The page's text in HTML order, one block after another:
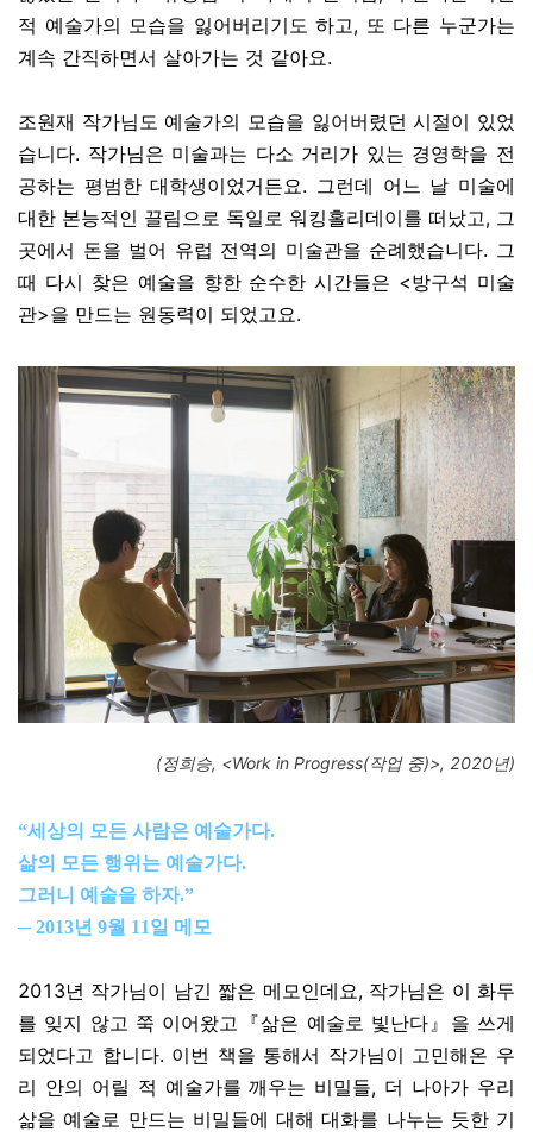
적 예술가의 모습을 잃어버리기도 하고, 또 다른 누군가는
계속 간직하면서 살아가는 것 같아요.
조원재 작가님도 예술가의 모습을 잃어버렸던 시절이 있었
습니다. 작가님은 미술과는 다소 거리가 있는 경영학을 전
공하는 평범한 대학생이었거든요. 그런데 어느 날 미술에
대한 본능적인 끌림으로 독일로 워킹홀리데이를 떠났고, 그
곳에서 돈을 벌어 유럽 전역의 미술관을 순례했습니다. 그
때 다시 찾은 예술을 향한 순수한 시간들은 <방구석 미술
관>을 만드는 원동력이 되었고요.
(정희승, <Work in Progress(작업 중)>, 2020년)
“세상의 모든 사람은 예술가다.
삶의 모든 행위는 예술가다.
그러니 예술을 하자.”
─ 2013년 9월 11일 메모
2013년 작가님이 남긴 짧은 메모인데요, 작가님은 이 화두
를 잊지 않고 쭉 이어왔고『삶은 예술로 빛난다』을 쓰게
되었다고 합니다. 이번 책을 통해서 작가님이 고민해온 우
리 안의 어릴 적 예술가를 깨우는 비밀들, 더 나아가 우리
삶을 예술로 만드는 비밀들에 대해 대화를 나누는 듯한 기